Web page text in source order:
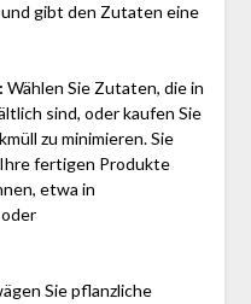
gibt den Zutaten eine
Wählen Sie Zutaten, die in
sind, oder kaufen Sie
zu minimieren. Sie
fertigen Produkte
etwa in
Sie pflanzliche